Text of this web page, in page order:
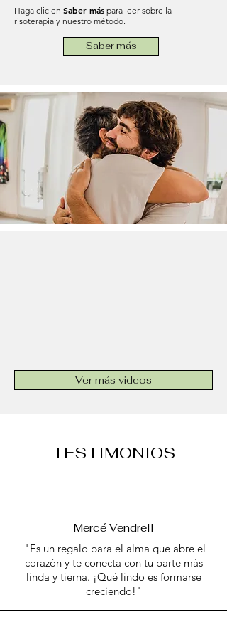
Haga clic en Saber más para leer sobre la
risoterapia y nuestro método.
Saber más
Ver más videos
TESTIMONIOS
Mercé Vendrell
"Es un regalo para el alma que abre el
corazón y te conecta con tu parte más
linda y tierna. ¡Qué lindo es formarse
creciendo!"